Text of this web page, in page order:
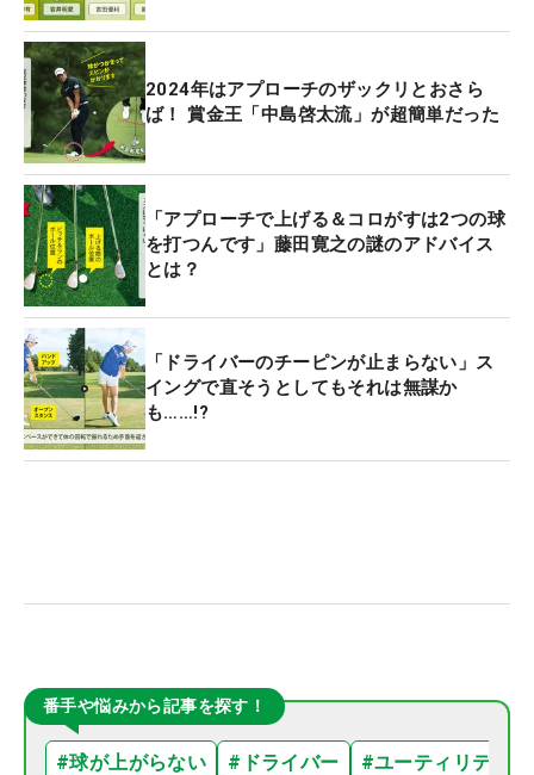
2024年はアプローチのザックリとおさら
ば！ 賞金王「中島啓太流」が超簡単だった
「アプローチで上げる＆コロがすは2つの球
を打つんです」藤田寛之の謎のアドバイス
とは？
「ドライバーのチーピンが止まらない」ス
イングで直そうとしてもそれは無謀か
も……!?
番手や悩みから記事を探す！
#球が上がらない # ドライバー #ユーティリティ